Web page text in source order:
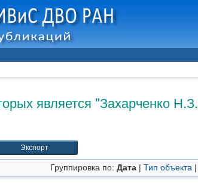
является "Захарченко Н.З.
Группировка по: Дата | Тип объекта |